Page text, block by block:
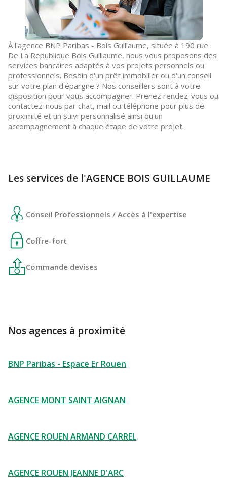
À l'agence BNP Paribas - Bois Guillaume, située à 190 rue
De La Republique Bois Guillaume, nous vous proposons des
services bancaires adaptés à vos projets personnels ou
professionnels. Besoin d'un prêt immobilier ou d'un conseil
sur votre plan d'épargne ? Nos conseillers sont à votre
disposition pour vous accompagner. Prenez rendez-vous ou
contactez-nous par chat, mail ou téléphone pour plus de
proximité et un suivi personnalisé ainsi qu'un
accompagnement à chaque étape de votre projet.
Les services de l'AGENCE BOIS GUILLAUME
Conseil Professionnels / Accès à l'expertise
Coffre-fort
Commande devises
Nos agences à proximité
BNP Paribas - Espace Er Rouen
AGENCE MONT SAINT AIGNAN
AGENCE ROUEN ARMAND CARREL
AGENCE ROUEN JEANNE D'ARC